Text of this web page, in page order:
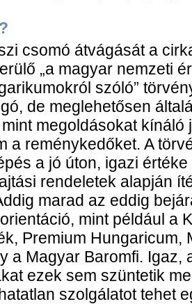
csomó átvágását a
„a magyar nemzeti
szóló”
de meglehetősen
megoldásokat kínáló
a reménykedőket. A
a jó úton, igazi
rendeletek alapján
marad az eddig
mint például a
Premium Hungaricum,
a Magyar Baromfi. Igaz,
ezek sem szüntetik
szolgálatot tehet